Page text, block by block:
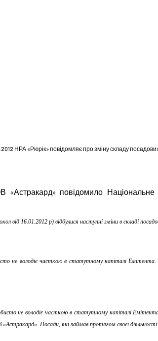
НРА «Рюрік» повідомляє про зміну складу
повідомило Національне
від 16.01.2012 р) відбулися наступні зміни в складі
не володіє часткою в статутному капіталі
не володіє часткою в статутному капіталі
«Астракард». Посади, які займав протягом своєї